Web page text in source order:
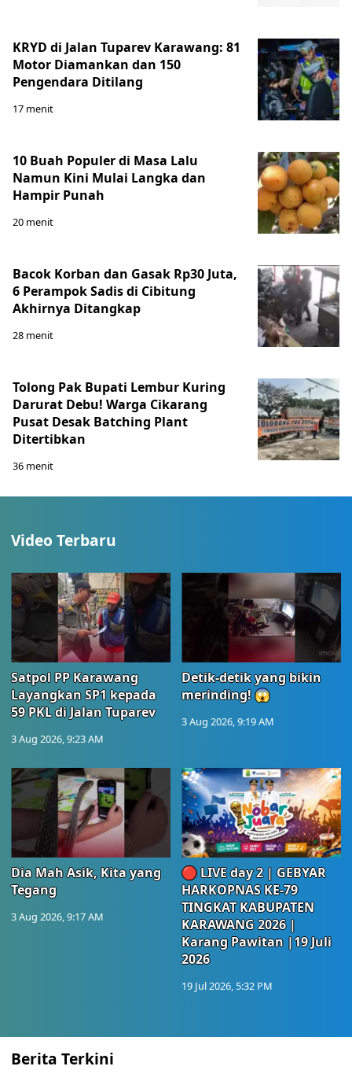
KRYD di Jalan Tuparev Karawang: 81
Motor Diamankan dan 150
Pengendara Ditilang
17 menit
10 Buah Populer di Masa Lalu
Namun Kini Mulai Langka dan
Hampir Punah
20 menit
Bacok Korban dan Gasak Rp30 Juta,
6 Perampok Sadis di Cibitung
Akhirnya Ditangkap
28 menit
Tolong Pak Bupati Lembur Kuring
Darurat Debu! Warga Cikarang
Pusat Desak Batching Plant
Ditertibkan
36 menit
Video Terbaru
Satpol PP Karawang
Layangkan SP1 kepada
59 PKL di Jalan Tuparev
3 Aug 2026, 9:23 AM
Detik-detik yang bikin
merinding! 😱
3 Aug 2026, 9:19 AM
Dia Mah Asik, Kita yang
Tegang
3 Aug 2026, 9:17 AM
🔴 LIVE day 2 | GEBYAR
HARKOPNAS KE-79
TINGKAT KABUPATEN
KARAWANG 2026 |
Karang Pawitan |19 Juli
2026
19 Jul 2026, 5:32 PM
Berita Terkini